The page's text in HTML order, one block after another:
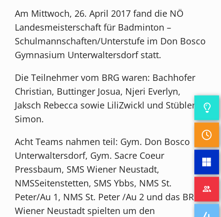
Am Mittwoch, 26. April 2017 fand die NÖ
Landesmeisterschaft für Badminton –
Schulmannschaften/Unterstufe im Don Bosco
Gymnasium Unterwaltersdorf statt.
Die Teilnehmer vom BRG waren: Bachhofer
Christian, Buttinger Josua, Njeri Everlyn,
Jaksch Rebecca sowie LiliZwickl und Stübler
Simon.
Acht Teams nahmen teil: Gym. Don Bosco
Unterwaltersdorf, Gym. Sacre Coeur
Pressbaum, SMS Wiener Neustadt,
NMSSeitenstetten, SMS Ybbs, NMS St.
Peter/Au 1, NMS St. Peter /Au 2 und das BRG
Wiener Neustadt spielten um den